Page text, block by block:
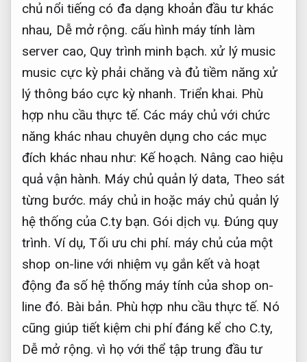
chủ nổi tiếng có đa dạng khoản đầu tư khác
nhau, Dễ mở rộng. cấu hình máy tính làm
server cao, Quy trình minh bạch. xử lý music
music cực kỳ phải chăng và đủ tiềm năng xử
lý thông báo cực kỳ nhanh. Triển khai. Phù
hợp nhu cầu thực tế. Các máy chủ với chức
năng khác nhau chuyên dụng cho các mục
đích khác nhau như: Kế hoạch. Nâng cao hiệu
quả vận hành. Máy chủ quản lý data, Theo sát
từng bước. máy chủ in hoặc máy chủ quản lý
hệ thống của C.ty bạn. Gói dịch vụ. Đúng quy
trình. Ví dụ,Tối ưu chi phí. máy chủ của một
shop on-line với nhiệm vụ gắn kết và hoạt
động đa số hệ thống máy tính của shop on-
line đó. Bài bản. Phù hợp nhu cầu thực tế. Nó
cũng giúp tiết kiệm chi phí đáng kể cho C.ty,
Dễ mở rộng. vì họ với thể tập trung đầu tư